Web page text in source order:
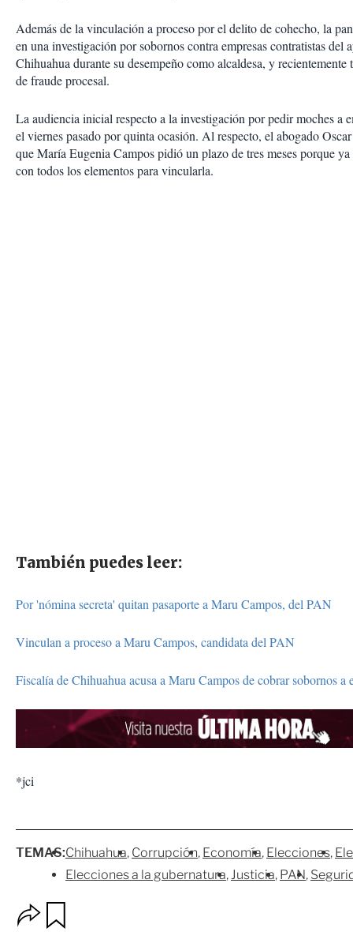
Además de la vinculación a proceso por el delito de cohecho, la
en una investigación por sobornos contra empresas contratistas del
Chihuahua durante su desempeño como alcaldesa, y recientemente
de fraude procesal.
La audiencia inicial respecto a la investigación por pedir moches a
el viernes pasado por quinta ocasión. Al respecto, el abogado
que María Eugenia Campos pidió un plazo de tres meses porque ya
con todos los elementos para vincularla.
También puedes leer:
Por 'nómina secreta' quitan pasaporte a Maru Campos, del PAN
Vinculan a proceso a Maru Campos, candidata del PAN
Fiscalía de Chihuahua acusa a Maru Campos de cobrar sobornos a
*jci
TEMAS:Chihuahua Corrupción Economía Elecciones
Elecciones a la gubernatura Justicia PAN